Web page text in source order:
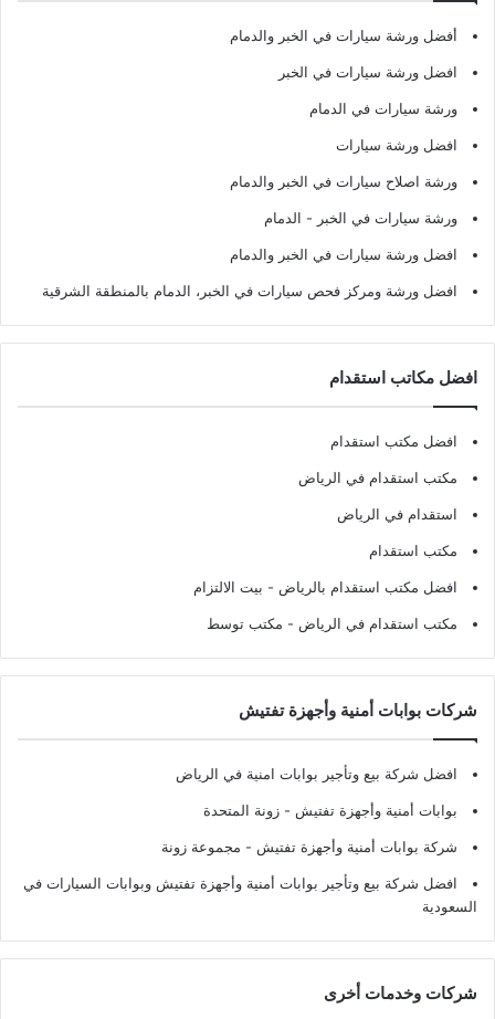
أفضل ورشة سيارات في الخبر والدمام
افضل ورشة سيارات في الخبر
ورشة سيارات في الدمام
افضل ورشة سيارات
ورشة اصلاح سيارات في الخبر والدمام
ورشة سيارات في الخبر - الدمام
افضل ورشة سيارات في الخبر والدمام
افضل ورشة ومركز فحص سيارات في الخبر، الدمام بالمنطقة الشرقية
افضل مكاتب استقدام
افضل مكتب استقدام
مكتب استقدام في الرياض
استقدام في الرياض
مكتب استقدام
افضل مكتب استقدام بالرياض - بيت الالتزام
مكتب استقدام في الرياض - مكتب توسط
شركات بوابات أمنية وأجهزة تفتيش
افضل شركة بيع وتأجير بوابات امنية في الرياض
بوابات أمنية وأجهزة تفتيش - زونة المتحدة
شركة بوابات أمنية وأجهزة تفتيش - مجموعة زونة
افضل شركة بيع وتأجير بوابات أمنية وأجهزة تفتيش وبوابات السيارات في
السعودية
شركات وخدمات أخرى